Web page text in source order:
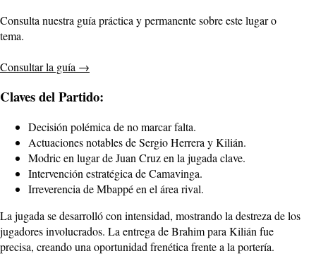
Consulta nuestra guía práctica y permanente sobre este lugar o
tema.
Consultar la guía →
Claves del Partido:
Decisión polémica de no marcar falta.
Actuaciones notables de Sergio Herrera y Kilián.
Modric en lugar de Juan Cruz en la jugada clave.
Intervención estratégica de Camavinga.
Irreverencia de Mbappé en el área rival.
La jugada se desarrolló con intensidad, mostrando la destreza de los
jugadores involucrados. La entrega de Brahim para Kilián fue
precisa, creando una oportunidad frenética frente a la portería.